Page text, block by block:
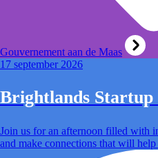
Gouvernement aan de Maas
17 september 2026
Brightlands Startup
Join us for an afternoon filled with
and make connections that will